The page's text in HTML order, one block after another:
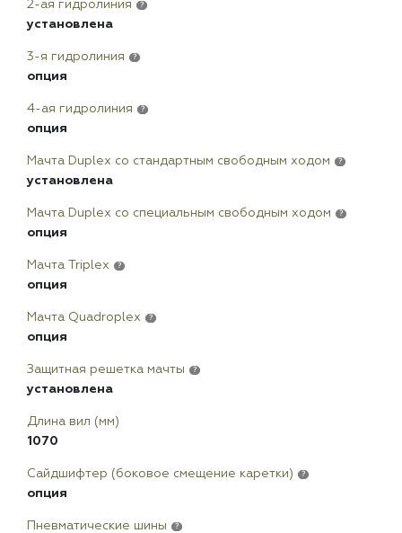
2-ая гидролиния ?
установлена
3-я гидролиния ?
опция
4-ая гидролиния ?
опция
Мачта Duplex сo стандартным свободным ходом ?
установлена
Мачта Duplex со специальным свободным ходом ?
опция
Мачта Triplex ?
опция
Мачта Quadroplex ?
опция
Защитная решетка мачты ?
установлена
Длина вил (мм)
1070
Сайдшифтер (боковое смещение каретки) ?
опция
Пневматические шины ?